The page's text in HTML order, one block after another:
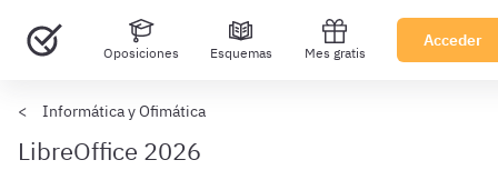
Oposiciones Esquemas Mes gratis
Acceder
Informática y Ofimática
LibreOffice 2026